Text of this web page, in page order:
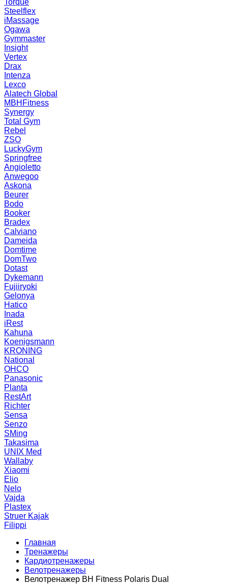
Torque
Steelflex
iMassage
Ogawa
Gymmaster
Insight
Vertex
Drax
Intenza
Lexco
Alatech Global
MBHFitness
Synergy
Total Gym
Rebel
ZSO
LuckyGym
Springfree
Angioletto
Anwegoo
Askona
Beurer
Bodo
Booker
Bradex
Calviano
Dameida
Domtime
DomTwo
Dotast
Dykemann
Fujiiryoki
Gelonya
Hatico
Inada
iRest
Kahuna
Koenigsmann
KRONING
National
OHCO
Panasonic
Planta
RestArt
Richter
Sensa
Senzo
SMing
Takasima
UNIX Med
Wallaby
Xiaomi
Elio
Nelo
Vajda
Plastex
Struer Kajak
Filippi
Главная
Тренажеры
Кардиотренажеры
Велотренажеры
Велотренажер BH Fitness Polaris Dual